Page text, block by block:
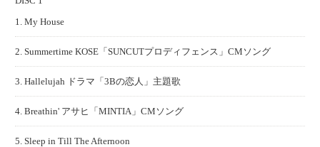
1. My House
2. Summertime KOSE「SUNCUTプロディフェンス」CMソング
3. Hallelujah ドラマ「3Bの恋人」主題歌
4. Breathin' アサヒ「MINTIA」CMソング
5. Sleep in Till The Afternoon